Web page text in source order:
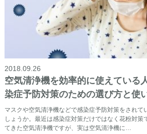
2018.09.26
空気清浄機を効率的に使えている
染症予防対策のための選び方と使
マスクや空気清浄機などで感染症予防対策をされて
しょうか。最近は感染症対策だけではなく花粉対策
てきた空気清浄機ですが、実は空気清浄機に…